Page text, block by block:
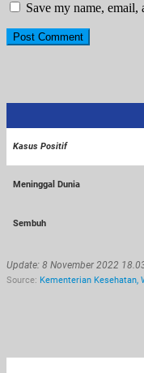
Save my name,